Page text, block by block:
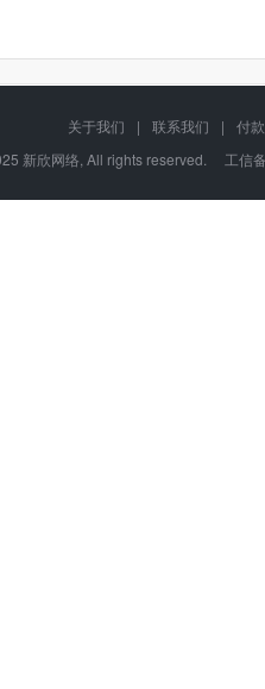
关于我们 | 联系我们 |
付
新欣网络, All rights reserved. 工信